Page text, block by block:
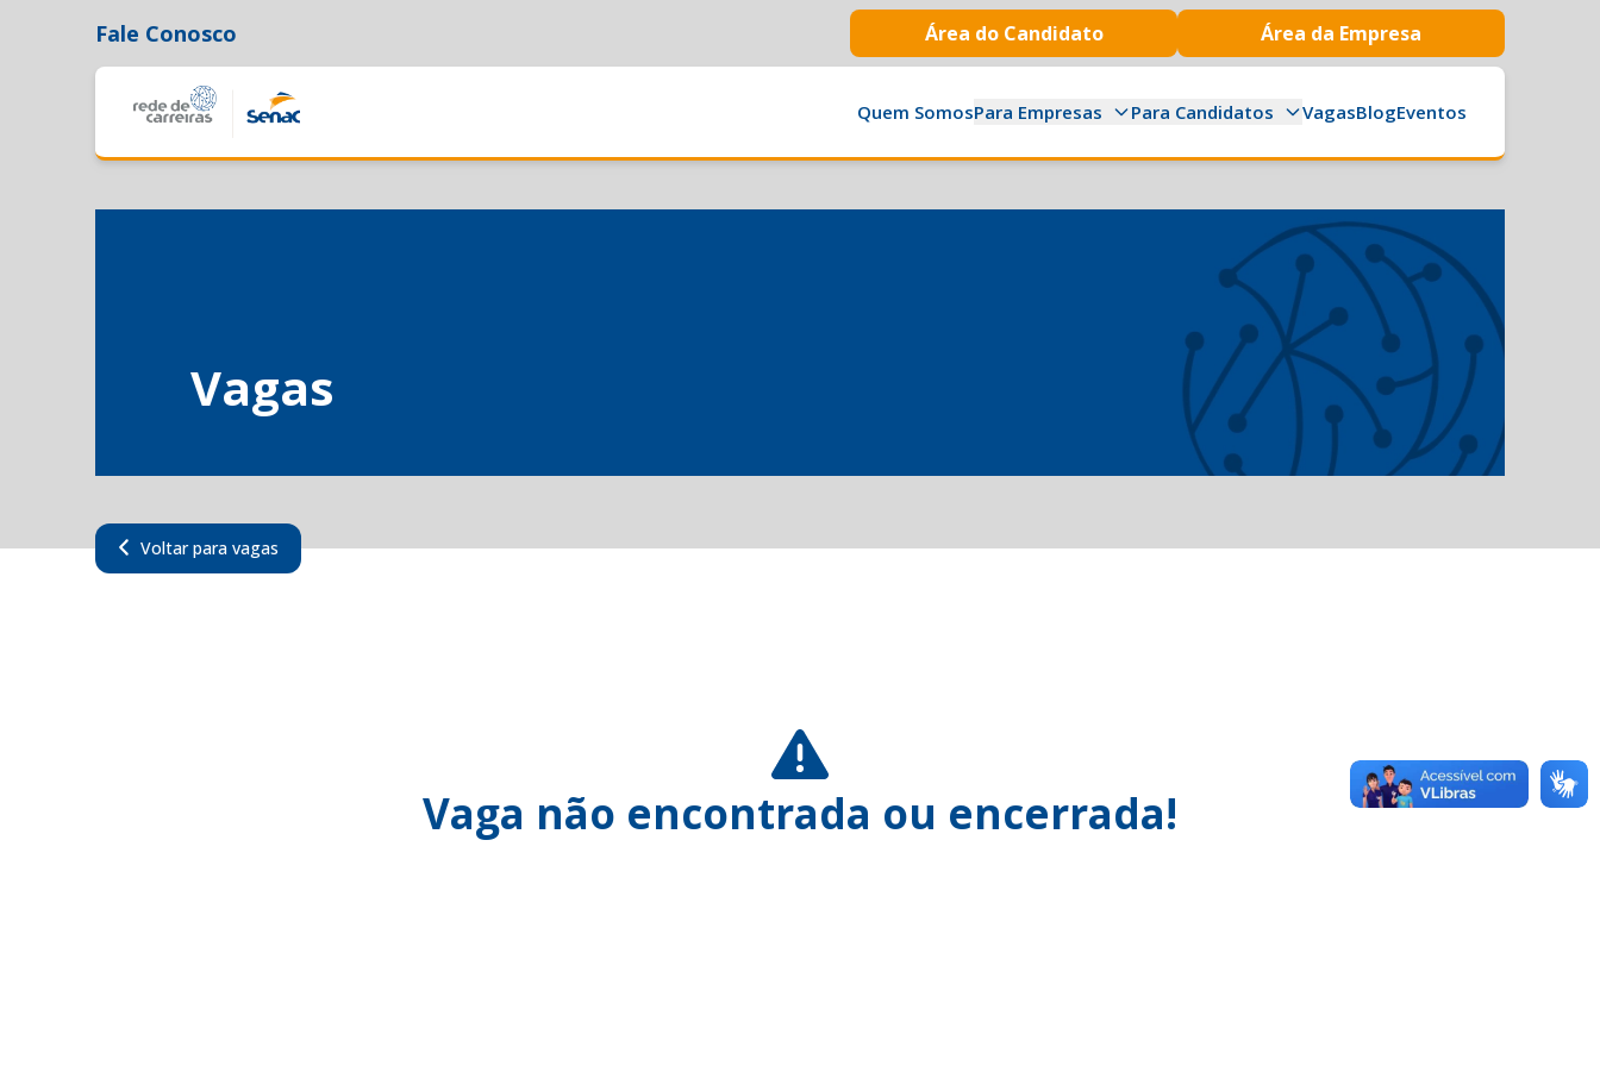
Fale Conosco Área do Candidato Área da Empresa
Quem SomosPara Empresas Para Candidatos VagasBlogEventos
Vagas
Voltar para vagas
Vaga não encontrada ou encerrada!